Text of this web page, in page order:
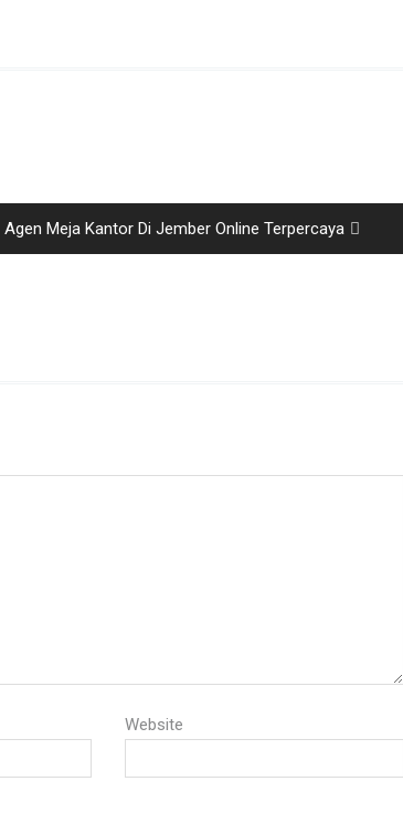
Next
post:
Agen Meja Kantor Di Jember Online Terpercaya
Website